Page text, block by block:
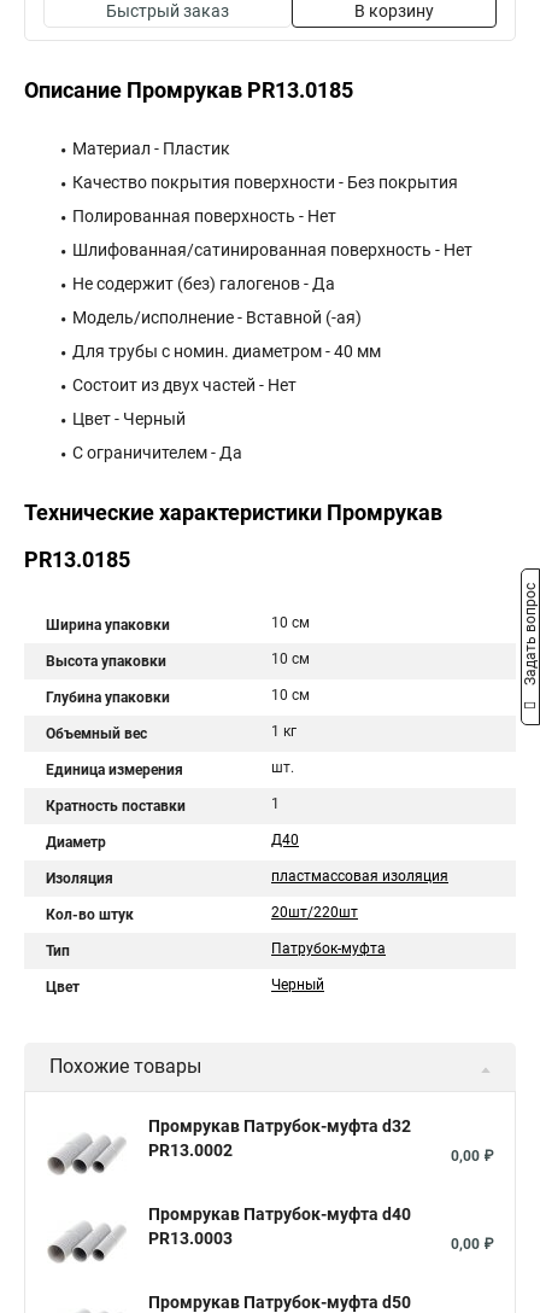
Быстрый заказ В корзину
Описание Промрукав PR13.0185
Материал - Пластик
Качество покрытия поверхности - Без покрытия
Полированная поверхность - Нет
Шлифованная/сатинированная поверхность - Нет
Не содержит (без) галогенов - Да
Модель/исполнение - Вставной (-ая)
Для трубы с номин. диаметром - 40 мм
Состоит из двух частей - Нет
Цвет - Черный
С ограничителем - Да
Технические характеристики Промрукав
PR13.0185
Ширина упаковки 10 см
Высота упаковки 10 см
Глубина упаковки 10 см
Объемный вес 1 кг
Единица измерения шт.
Кратность поставки 1
Диаметр Д40
Изоляция пластмассовая изоляция
Кол-во штук 20шт/220шт
Тип Патрубок-муфта
Цвет Черный
Похожие товары
Промрукав Патрубок-муфта d32
PR13.0002
0,00 ₽
Промрукав Патрубок-муфта d40
PR13.0003
0,00 ₽
Промрукав Патрубок-муфта d50
Задать вопрос